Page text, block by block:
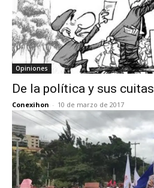
Opiniones
De la política y sus cuitas
Conexihon - 10 de marzo de 2017